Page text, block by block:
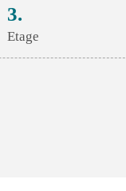
3.
Etage